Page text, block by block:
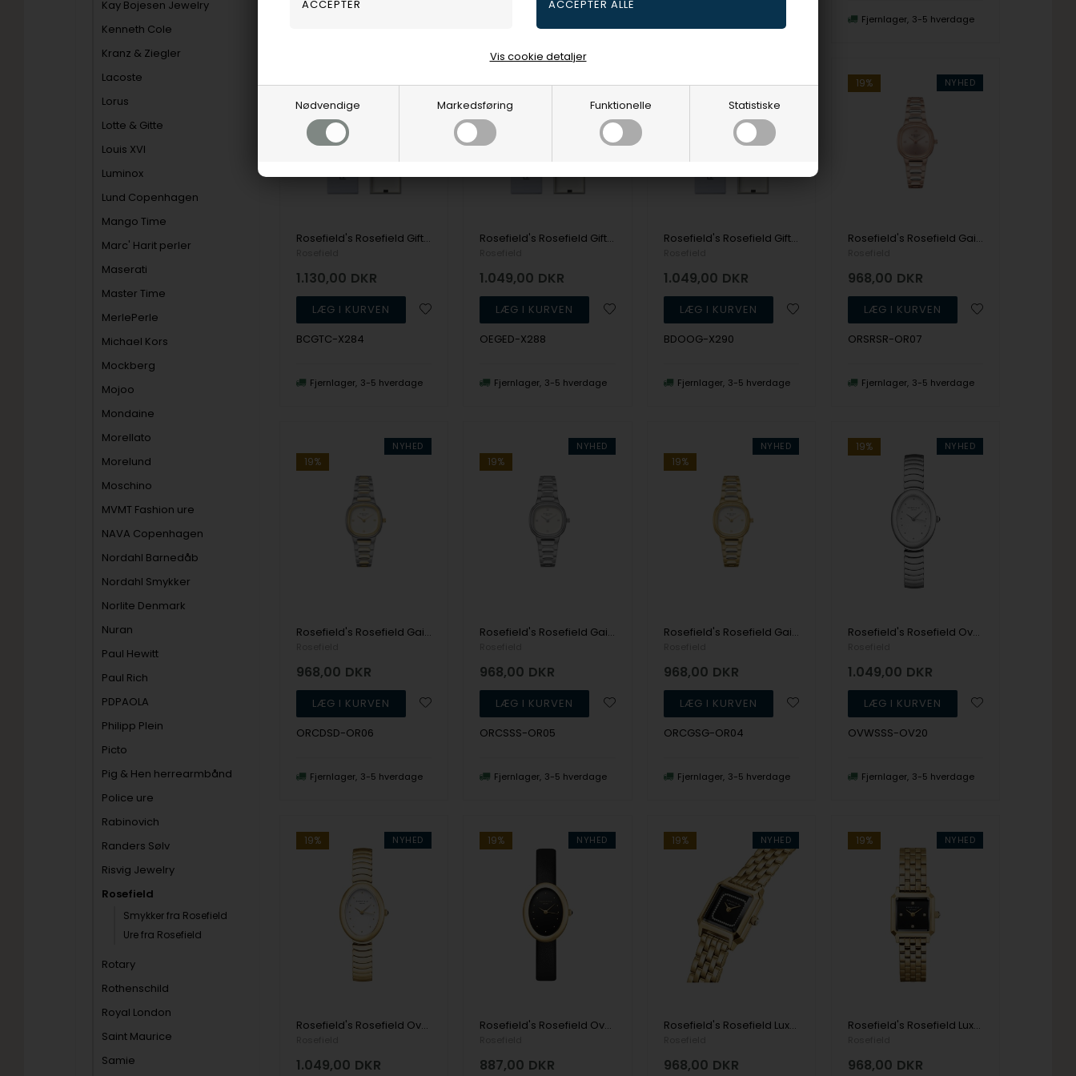
Nødvendige Markedsføring Funktionelle Statistiske
Vis cookie detaljer
Kay Bojesen Jewelry
Kenneth Cole
Kranz & Ziegler
Lacoste
Lorus
Lotte & Gitte
Louis XVI
Luminox
Lund Copenhagen
Mango Time
Marc' Harit perler
Maserati
Master Time
MerlePerle
Michael Kors
Mockberg
Mojoo
Mondaine
Morellato
Morelund
Moschino
MVMT Fashion ure
NAVA Copenhagen
Nordahl Barnedåb
Nordahl Smykker
Norlite Denmark
Nuran
Paul Hewitt
Paul Rich
PDPAOLA
Philipp Plein
Picto
Pig & Hen herrearmbånd
Police ure
Rabinovich
Randers Sølv
Risvig Jewelry
Rosefield
Smykker fra Rosefield
Ure fra Rosefield
Rotary
Rothenschild
Royal London
Saint Maurice
Samie
Fjernlager 3-5 hverdage
NYHED
19%
Rosefield's Rosefield Gift Sets BCGTC-X284
1.130,00 DKR
BCGTC-X284
Fjernlager 3-5 hverdage
NYHED
19%
Rosefield's Rosefield Gift Sets OEGED-X288
1.049,00 DKR
OEGED-X288
Fjernlager 3-5 hverdage
NYHED
19%
Rosefield's Rosefield Gift Sets BDOOG-X290
1.049,00 DKR
BDOOG-X290
Fjernlager 3-5 hverdage
NYHED
19%
Rosefield's Rosefield Gaia XS ORSRSR-OR07
968,00 DKR
ORSRSR-OR07
Fjernlager 3-5 hverdage
NYHED
19%
Rosefield's Rosefield Gaia XS ORCDSD-OR06
968,00 DKR
ORCDSD-OR06
Fjernlager 3-5 hverdage
NYHED
19%
Rosefield's Rosefield Gaia XS ORCSSS-OR05
968,00 DKR
ORCSSS-OR05
Fjernlager 3-5 hverdage
NYHED
19%
Rosefield's Rosefield Gaia XS ORCGSG-OR04
968,00 DKR
ORCGSG-OR04
Fjernlager 3-5 hverdage
NYHED
19%
Rosefield's Rosefield Ovale OVWSSS-OV20
1.049,00 DKR
OVWSSS-OV20
Fjernlager 3-5 hverdage
NYHED
19%
Rosefield's Rosefield Ovale OVWGSG-OV19
1.049,00 DKR
NYHED
19%
Rosefield's Rosefield Ovale OVBGLG-OV18
887,00 DKR
NYHED
19%
Rosefield's Rosefield Luxury Noir BBGSG-B09
968,00 DKR
NYHED
19%
Rosefield's Rosefield Luxury Noir BBGSG-B08
968,00 DKR